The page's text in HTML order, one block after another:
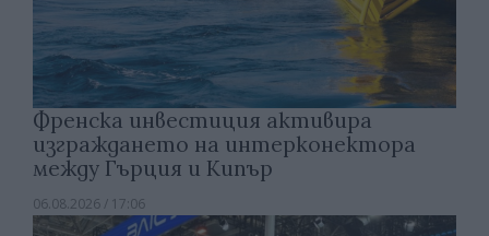
Френска инвестиция активира
изграждането на интерконектора
между Гърция и Кипър
06.08.2026 / 17:06